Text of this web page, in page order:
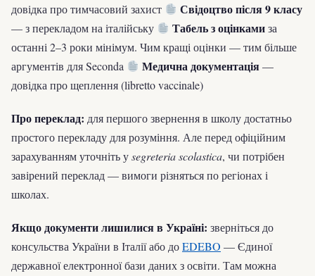
довідка про тимчасовий захист
Свідоцтво після 9 класу
— з перекладом на італійську Табель з оцінкамиза
останні 2–3 роки мінімум. Чим кращі оцінки — тим більше
аргументів для Seconda
Медична документація—
довідка про щеплення (libretto vaccinale)
Про переклад: для першого звернення в школу достатньо
простого перекладу для розуміння. Але перед офіційним
зарахуванням уточніть уsegreteria scolastica, чи потрібен
завірений переклад — вимоги різняться по регіонах і
школах.
Якщо документи лишилися в Україні: зверніться до
консульства України в Італії або доEDEBO — Єдиної
державної електронної бази даних з освіти. Там можна